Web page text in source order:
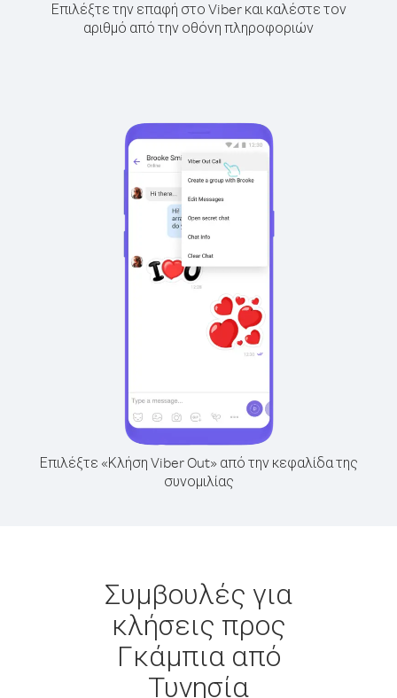
Επιλέξτε την επαφή στο Viber και καλέστε τον
αριθμό από την οθόνη πληροφοριών
Επιλέξτε «Κλήση Viber Out» από την κεφαλίδα της
συνομιλίας
Συμβουλές για
κλήσεις προς
Γκάμπια από
Τυνησία